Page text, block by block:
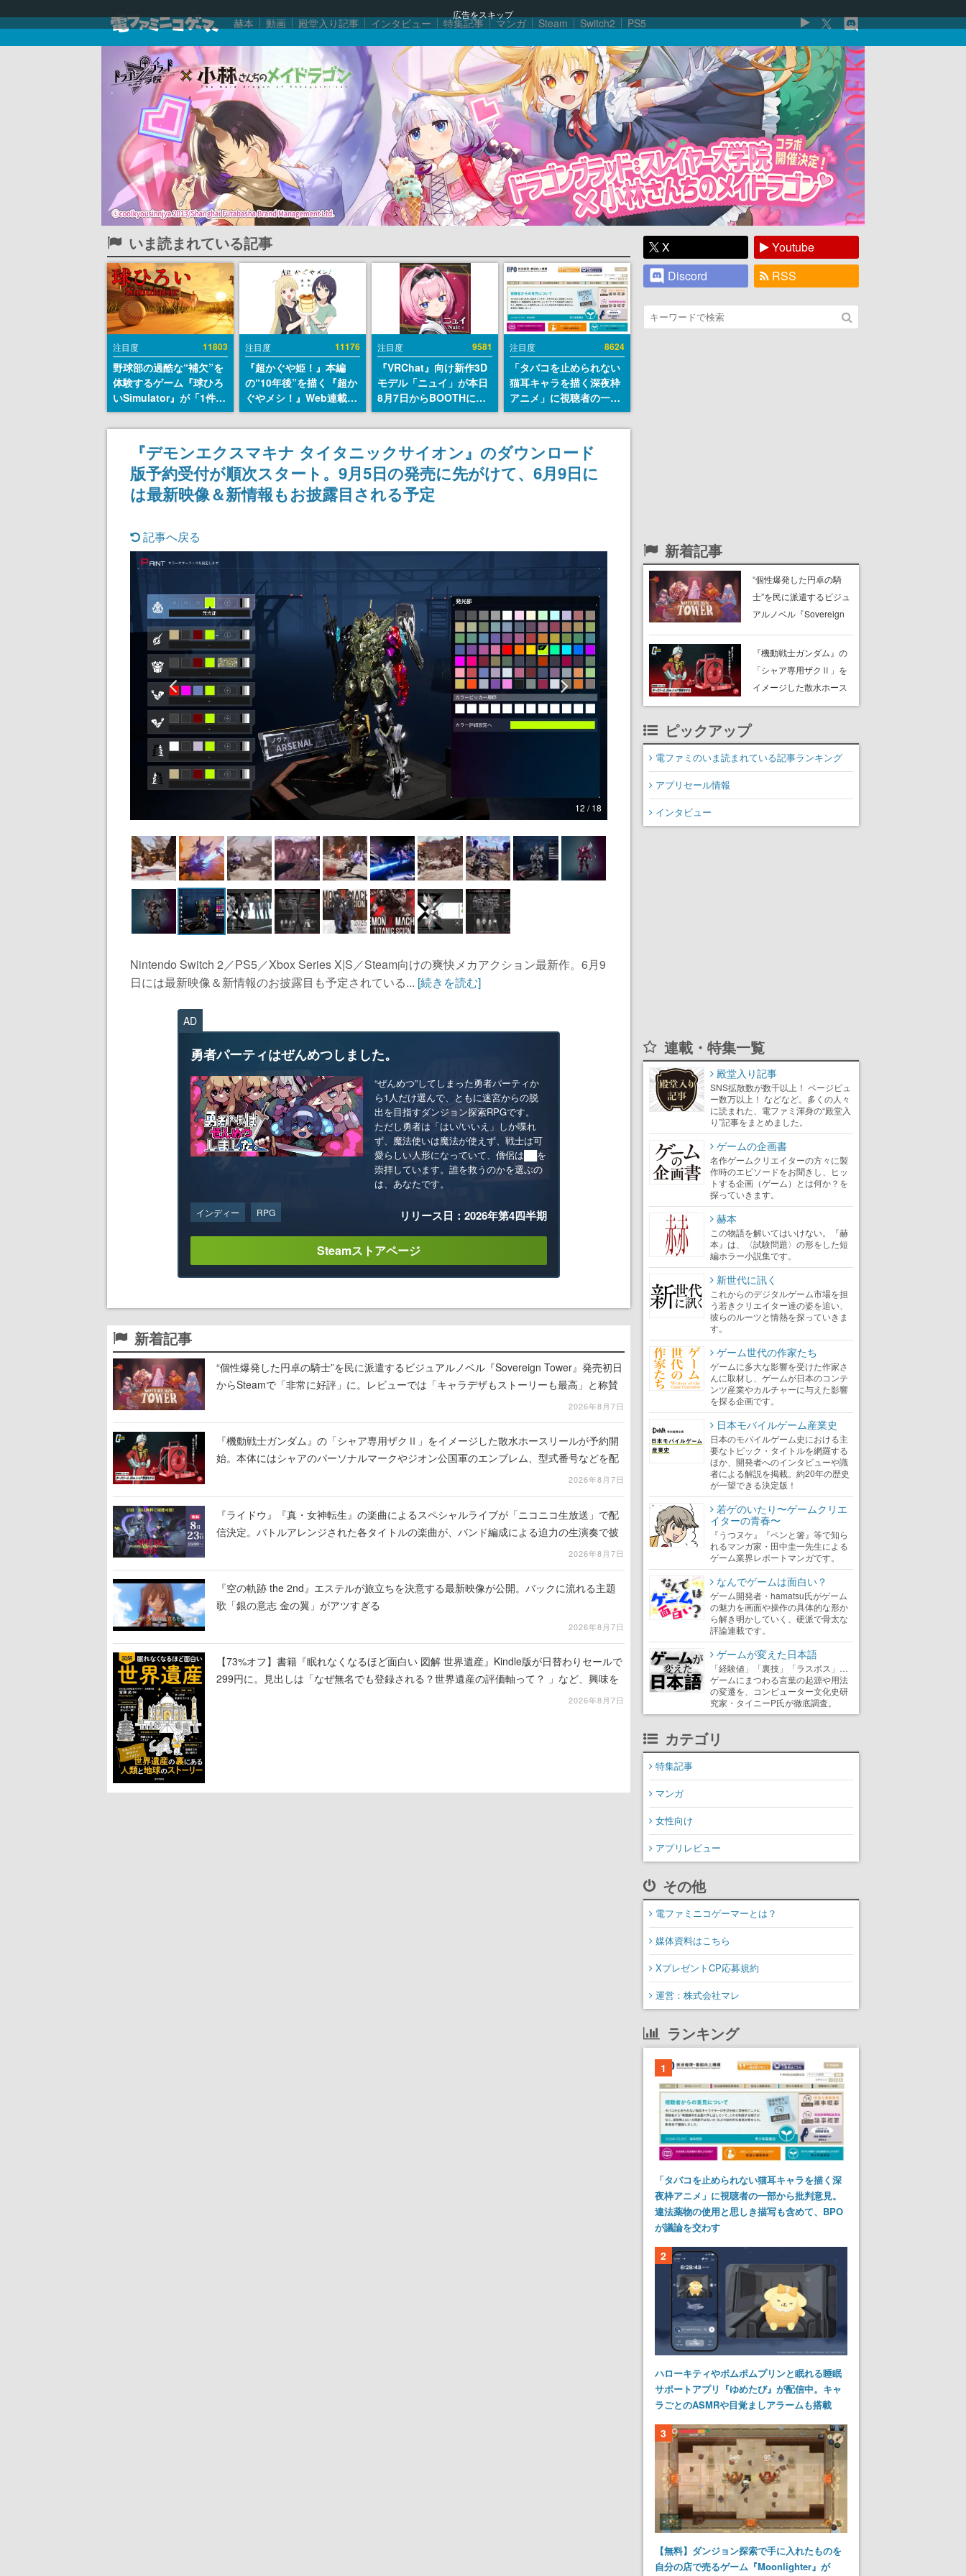
広告をスキップ
赫本 動画 殿堂入り記事 インタビュー 特集記事 マンガ Steam Switch2 PS5
いま読まれている記事
注目度 11803
野球部の過酷な“補欠”を
体験するゲーム『球ひろ
いSimulator』が「1件」
のウィッシュリストをも
とにチェコ語に対応し
SNSで話題に。『キング
ダム・カム』開発元やチ
ェコのプロ野球選手から
称賛の声
注目度 11176
『超かぐや姫！』本編
の“10年後”を描く『超か
ぐやメシ！』Web連載決
定。新たなWebマンガレ
ーベル「ビビビコミッ
ク」にて特別話が掲載ス
タート、あのお話には…
まだ続きがある！
注目度 9581
『VRChat』向け新作3D
モデル「ニュイ」が本日
8月7日からBOOTHにて
発売。瞳に光る星や感情
豊かな表情が、小悪魔か
わいい
注目度 8624
「タバコを止められない
猫耳キャラを描く深夜枠
アニメ」に視聴者の一部
から批判意見。違法薬物
の使用と思しき描写も含
めて、BPOが議論を交わ
す
『デモンエクスマキナ タイタニックサイオン』のダウンロード
版予約受付が順次スタート。9月5日の発売に先がけて、6月9日に
は最新映像＆新情報もお披露目される予定
記事へ戻る
12 / 18
Nintendo Switch 2／PS5／Xbox Series X|S／Steam向けの爽快メカアクション最新作。6月9
日には最新映像＆新情報のお披露目も予定されている... [続きを読む]
AD
勇者パーティはぜんめつしました。
“ぜんめつ”してしまった勇者パーティか
ら1人だけ選んで、ともに迷宮からの脱
出を目指すダンジョン探索RPGです。
ただし勇者は「はい/いいえ」しか喋れ
ず、魔法使いは魔法が使えず、戦士は可
愛らしい人形になっていて、僧侶は██を
崇拝しています。誰を救うのかを選ぶの
は、あなたです。
インディー RPG リリース日：2026年第4四半期
Steamストアページ
新着記事
“個性爆発した円卓の騎士”を民に派遣するビジュアルノベル『Sovereign Tower』発売初日
からSteamで「非常に好評」に。レビューでは「キャラデザもストーリーも最高」と称賛
2026年8月7日
『機動戦士ガンダム』の「シャア専用ザクⅡ」をイメージした散水ホースリールが予約開
始。本体にはシャアのパーソナルマークやジオン公国軍のエンブレム、型式番号などを配
2026年8月7日
『ライドウ』『真・女神転生』の楽曲によるスペシャルライブが「ニコニコ生放送」で配
信決定。バトルアレンジされた各タイトルの楽曲が、バンド編成による迫力の生演奏で披
2026年8月7日
『空の軌跡 the 2nd』エステルが旅立ちを決意する最新映像が公開。バックに流れる主題
歌「銀の意志 金の翼」がアツすぎる
2026年8月7日
【73%オフ】書籍『眠れなくなるほど面白い 図解 世界遺産』Kindle版が日替わりセールで
299円に。見出しは「なぜ無名でも登録される？世界遺産の評価軸って？ 」など、興味を
2026年8月7日
X
Youtube
Discord
RSS
新着記事
“個性爆発した円卓の騎
士”を民に派遣するビジュ
アルノベル『Sovereign
Steamで「非常に好評」
に。レビューでは「キャ
ラデザもストーリーも最
『機動戦士ガンダム』の
「シャア専用ザクⅡ」を
イメージした散水ホース
リールが予約開始。本体
エンブレム、型式番号な
どを配置
ピックアップ
電ファミのいま読まれている記事ランキング
アプリセール情報
インタビュー
連載・特集一覧
殿堂入り記事
SNS拡散数が数千以上！ ページビュ
ー数万以上！ などなど。多くの人々
に読まれた、電ファミ渾身の“殿堂入
り”記事をまとめました。
ゲームの企画書
名作ゲームクリエイターの方々に製
作時のエピソードをお聞きし、ヒッ
トする企画（ゲーム）とは何か？を
探っていきます。
赫本
この物語を解いてはいけない。『赫
本』は、〈試験問題〉の形をした短
編ホラー小説集です。
新世代に訊く
これからのデジタルゲーム市場を担
う若きクリエイター達の姿を追い、
彼らのルーツと情熱を探っていきま
す。
ゲーム世代の作家たち
ゲームに多大な影響を受けた作家さ
んに取材し、ゲームが日本のコンテ
ンツ産業やカルチャーに与えた影響
を探る企画です。
日本モバイルゲーム産業史
日本のモバイルゲーム史における主
要なトピック・タイトルを網羅する
ほか、開発者へのインタビューや識
者による解説を掲載。約20年の歴史
が一望できる決定版！
若ゲのいたり〜ゲームクリエ
イターの青春〜
『うつヌケ』『ペンと箸』等で知ら
れるマンガ家・田中圭一先生による
ゲーム業界レポートマンガです。
なんでゲームは面白い？
ゲーム開発者・hamatsu氏がゲーム
の魅力を画面や操作の具体的な形か
ら解き明かしていく、硬派で骨太な
評論連載です。
ゲームが変えた日本語
「経験値」「裏技」「ラスボス」…
ゲームにまつわる言葉の起源や用法
の変遷を、コンピューター文化史研
究家・タイニーP氏が徹底調査。
カテゴリ
特集記事
マンガ
女性向け
アプリレビュー
その他
電ファミニコゲーマーとは？
媒体資料はこちら
XプレゼントCP応募規約
運営：株式会社マレ
ランキング
1
「タバコを止められない猫耳キャラを描く深
夜枠アニメ」に視聴者の一部から批判意見。
違法薬物の使用と思しき描写も含めて、BPO
が議論を交わす
2
ハローキティやポムポムプリンと眠れる睡眠
サポートアプリ『ゆめたび』が配信中。キャ
ラごとのASMRや目覚ましアラームも搭載
3
【無料】ダンジョン探索で手に入れたものを
自分の店で売るゲーム『Moonlighter』が